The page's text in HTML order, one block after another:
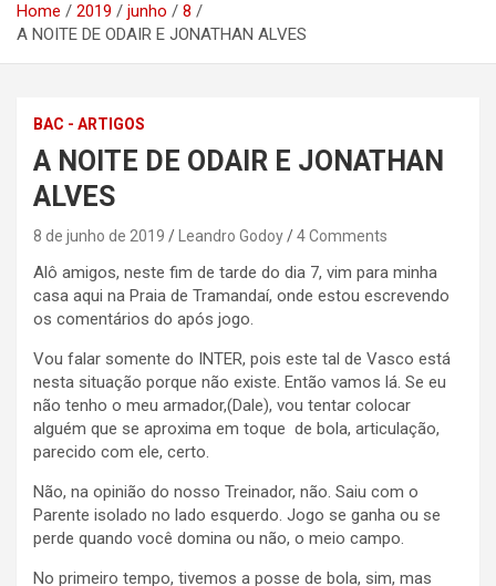
Home 2019 junho
8
A NOITE DE ODAIR E JONATHAN ALVES
BAC - ARTIGOS
A NOITE DE ODAIR E JONATHAN
ALVES
8 de junho de 2019 Leandro Godoy 4 Comments
Alô amigos, neste fim de tarde do dia 7, vim para minha
casa aqui na Praia de Tramandaí, onde estou escrevendo
os comentários do após jogo.
Vou falar somente do INTER, pois este tal de Vasco está
nesta situação porque não existe. Então vamos lá. Se eu
não tenho o meu armador,(Dale), vou tentar colocar
alguém que se aproxima em toque de bola, articulação,
parecido com ele, certo.
Não, na opinião do nosso Treinador, não. Saiu com o
Parente isolado no lado esquerdo. Jogo se ganha ou se
perde quando você domina ou não, o meio campo.
No primeiro tempo, tivemos a posse de bola, sim, mas